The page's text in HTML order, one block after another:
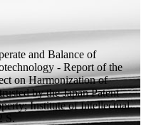
and Balance of
- Report of the
on Harmonization of
by the Japan Patent
Institute of Intellectual
S.